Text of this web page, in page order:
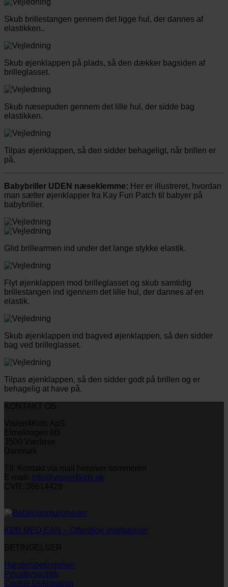
Skub brillestangen gennem det ligge hul, der dannes af
elastikken..
Skub øjenklappen på plads, så den dækker bagsiden af
brilleglasset.
Skub næsepuden gennem det lille hul, der sidde bag
elastikken.
Tilpas øjenklappen, så den sidder behageligt, når brillen er
på.
Babybriller UDEN næseklemme: Her er illustreret, hvordan
man sætter øjenklapper fra Kay Fun Patch til babyer på
babybriller.
Glid brillearmen ind under det lange stykke elastik.
Flyt øjenklappen mod brilleglasset og skub samtidig
brillestangen ind igennem det lille hul, der dannes af en
elastik.
Skub øjenklappen ind bagved øjenklappen, så den sidder
bag ved brilleglasset.
Tilpas øjenklappen, så den sidder godt på brillen og er
behagelig at have på.
info@vision4kids.dk
KØB MED EAN – Offentlige institutioner
Handelsbetingelser
Privatlivspolitik
Cookie Deklaration